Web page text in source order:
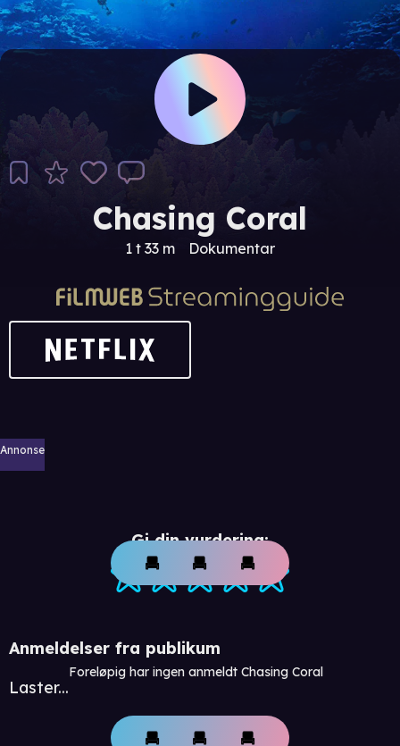
Chasing Coral
1 t 33 m Dokumentar
Annonse
Gi din vurdering:
Anmeldelser fra publikum
Laster...
Foreløpig har ingen anmeldt Chasing Coral